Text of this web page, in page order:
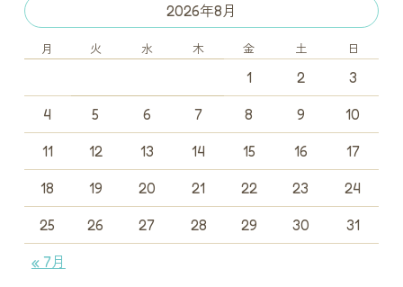
2026年8月
月 火 水 木 金 土 日
1 2 3
4 5 6 7 8 9 10
11 12 13 14 15 16 17
18 19 20 21 22 23 24
25 26 27 28 29 30 31
« 7月